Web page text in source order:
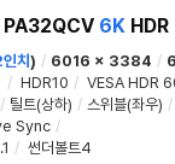
6KHDR
치) / 6016 x 3384 /
/ HDR10 / VESA HDR
/ 틸트(상하) / 스위블(좌우) /
Sync /
/ 썬더볼트4